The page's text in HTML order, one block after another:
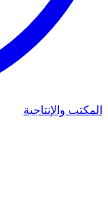
المكتب والإنتاجية